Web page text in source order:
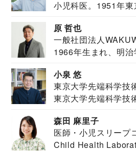
小児科医。1951年
原 哲也
一般社団法人
JAPAN代表・言語
1966年生まれ、明
小泉 悠
東京大学先端科学技
東京大学先端科学技
森田 麻里子
医師・小児スリープ
Child Health